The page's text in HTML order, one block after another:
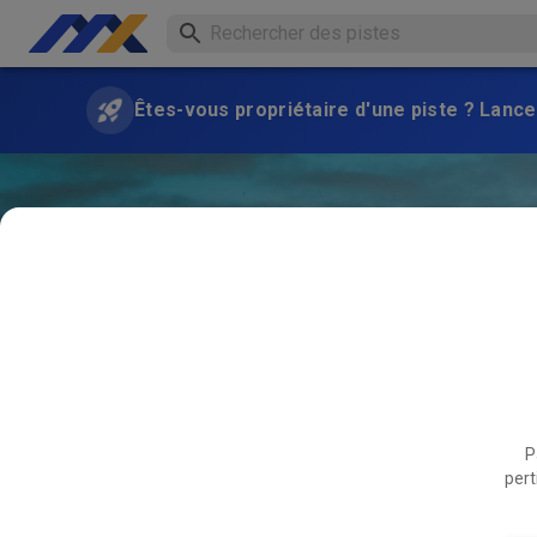
Êtes-vous propriétaire d'une piste ?